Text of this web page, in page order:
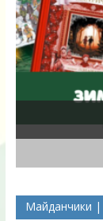
Майданчики |